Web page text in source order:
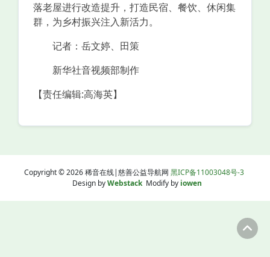
落老屋进行改造提升，打造民宿、餐饮、休闲集
群，为乡村振兴注入新活力。
记者：岳文婷、田策
新华社音视频部制作
【责任编辑:高海英】
Copyright © 2026 稀音在线|慈善公益导航网 黑ICP备11003048号-3
Design byWebstackModify by iowen